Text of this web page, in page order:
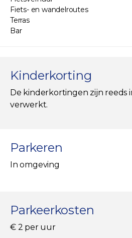
Fiets- en wandelroutes
Terras
Bar
Kinderkorting
De kinderkortingen zijn reeds
verwerkt.
Parkeren
In omgeving
Parkeerkosten
€ 2 per uur